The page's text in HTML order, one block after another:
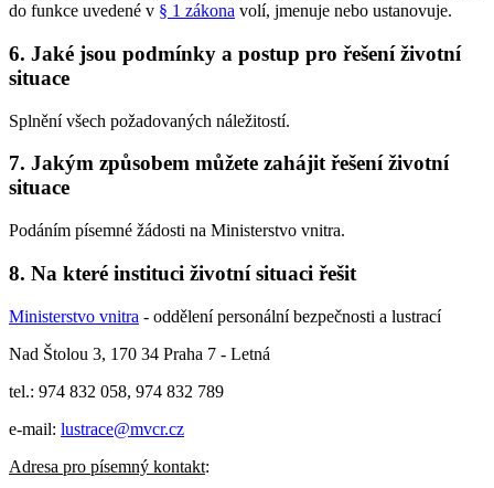
do funkce uvedené v § 1 zákona volí, jmenuje nebo ustanovuje.
6. Jaké jsou podmínky a postup pro řešení životní
situace
Splnění všech požadovaných náležitostí.
7. Jakým způsobem můžete zahájit řešení životní
situace
Podáním písemné žádosti na Ministerstvo vnitra.
8. Na které instituci životní situaci řešit
Ministerstvo vnitra - oddělení personální bezpečnosti a lustrací
Nad Štolou 3, 170 34 Praha 7 - Letná
tel.: 974 832 058, 974 832 789
e-mail: lustrace@mvcr.cz
Adresa pro písemný kontakt: